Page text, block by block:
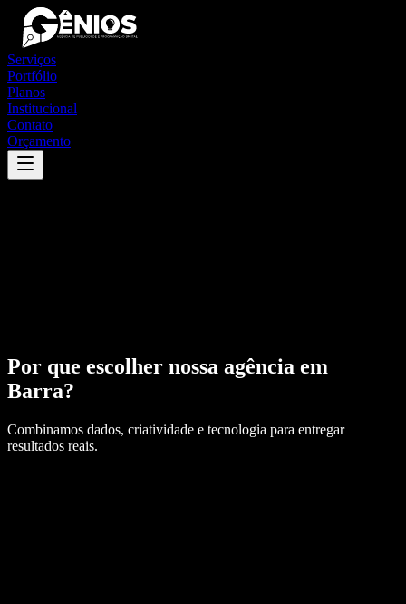
Serviços
Portfólio
Planos
Institucional
Contato
Orçamento
Por que escolher nossa agência em
Barra?
Combinamos dados, criatividade e tecnologia para entregar
resultados reais.